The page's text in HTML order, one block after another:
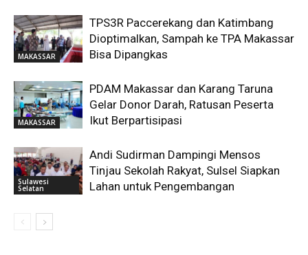
MAKASSAR
TPS3R Paccerekang dan Katimbang
Dioptimalkan, Sampah ke TPA Makassar
Bisa Dipangkas
MAKASSAR
PDAM Makassar dan Karang Taruna
Gelar Donor Darah, Ratusan Peserta
Ikut Berpartisipasi
Sulawesi
Selatan
Andi Sudirman Dampingi Mensos
Tinjau Sekolah Rakyat, Sulsel Siapkan
Lahan untuk Pengembangan